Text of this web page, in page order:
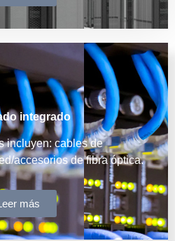
integrado
incluyen: cables de
accesorios de fibra óptica.
más